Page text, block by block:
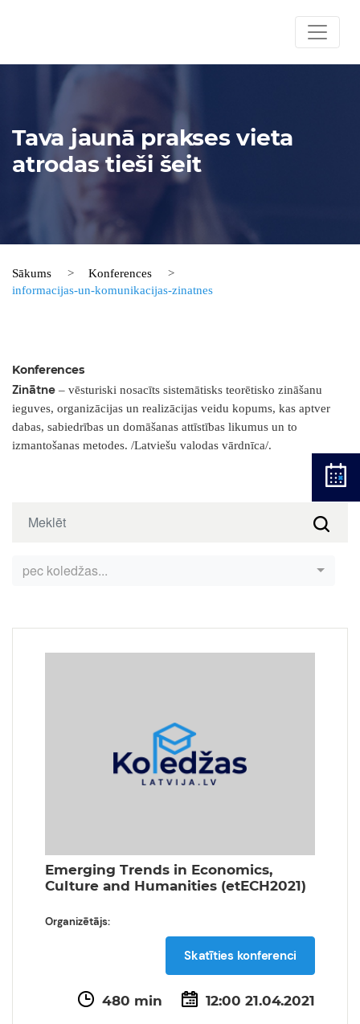
Tava jaunā prakses vieta
atrodas tieši šeit
Sākums
Konferences
informacijas-un-komunikacijas-zinatnes
Konferences
Zinātne – vēsturiski nosacīts sistemātisks teorētisko zināšanu
ieguves, organizācijas un realizācijas veidu kopums, kas aptver
dabas, sabiedrības un domāšanas attīstības likumus un to
izmantošanas metodes. /Latviešu valodas vārdnīca/.
pec koledžas...
Emerging Trends in Economics,
Culture and Humanities (etECH2021)
Organizētājs:
Skatīties konferenci
480 min 12:00 21.04.2021